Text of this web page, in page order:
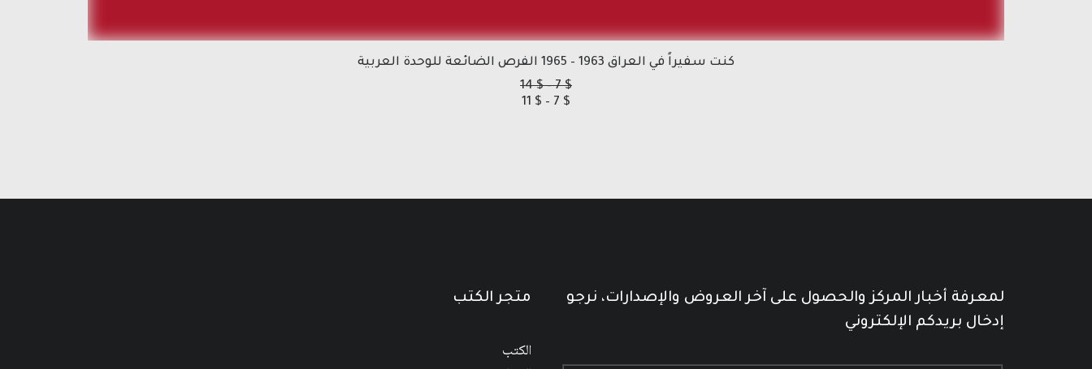
كنت سفيراً في العراق 1963 – 1965 الفرص الضائعة للوحدة العربية
7$
–
14$
نطاق
7 $
–
11 $
نطاق
لمعرفة أخبار المركز والحصول على آخر العروض والإصدارات، نرجو
إدخال بريدكم الإلكتروني
متجر الكتب
الكتب